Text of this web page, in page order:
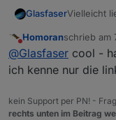
GlasfaserVielleicht
geöffnet
Nicht stören
Homoranschrieb am
zuletzt
@Glasfaser cool -
ich kenne nur die
kein Support per PN! -
rechts unten im Beitrag